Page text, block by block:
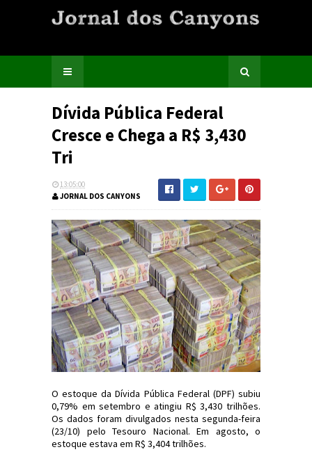
Dívida Pública Federal
Cresce e Chega a R$ 3,430
Tri
13:05:00
JORNAL DOS CANYONS
O estoque da Dívida Pública Federal (DPF) subiu
0,79% em setembro e atingiu R$ 3,430 trilhões.
Os dados foram divulgados nesta segunda-feira
(23/10) pelo Tesouro Nacional. Em agosto, o
estoque estava em R$ 3,404 trilhões.